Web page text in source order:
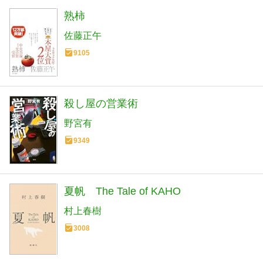
熟柿
佐藤正午
9105
殺し屋の営業術
野宮有
9349
夏帆 The Tale of KAHO
村上春樹
3008